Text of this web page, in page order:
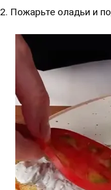
2. Пожарьте оладьи и